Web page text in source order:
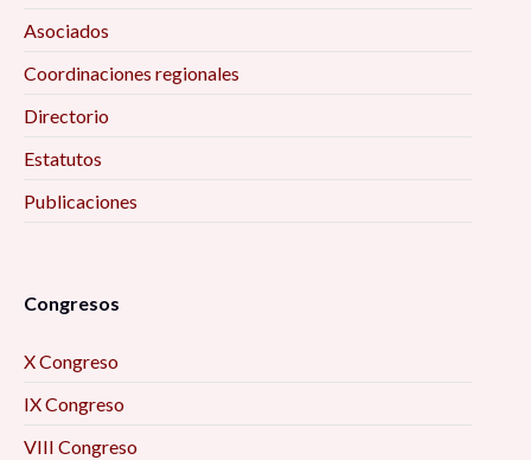
Asociados
Coordinaciones regionales
Directorio
Estatutos
Publicaciones
Congresos
X Congreso
IX Congreso
VIII Congreso